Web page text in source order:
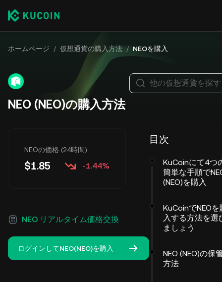
ホームページ / 仮想通貨の購入方法 / NEOを購入
NEO (NEO)の購入方法
NEOの価格 (24時間)
$1.85 -1.44%
NEO リアルタイム価格交換
ログインしてNEO(NEO)を購入
他の仮想通貨を探す
目次
KuCoinにて4つ
簡単な手順で
(NEO)を購入
KuCoinでNEOを
入する方法を選
ましょう
NEO (NEO)の保
方法